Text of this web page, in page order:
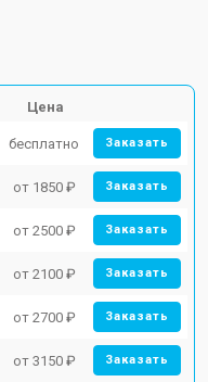
Цена
бесплатно Заказать
от 1850 ₽ Заказать
от 2500 ₽ Заказать
от 2100 ₽ Заказать
от 2700 ₽ Заказать
от 3150 ₽ Заказать